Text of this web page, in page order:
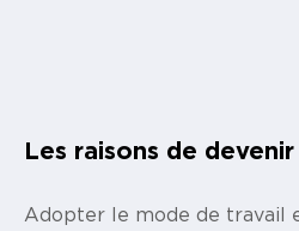
Les raisons de
Adopter le mode de travail